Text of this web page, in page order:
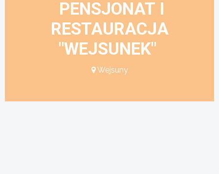
PENSJONAT I
RESTAURACJA
"WEJSUNEK"
Wejsuny